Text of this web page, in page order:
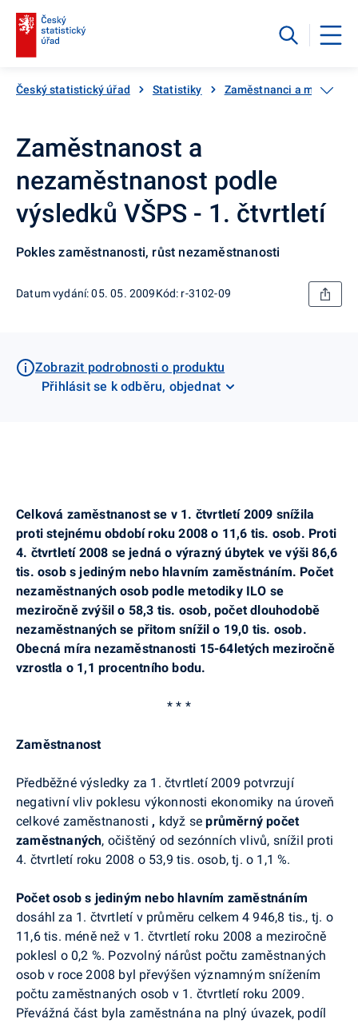
Český statistický úřad Statistiky Zaměstnanci a mzdy
Zaměstnanost a
nezaměstnanost podle
výsledků VŠPS - 1. čtvrtletí
Pokles zaměstnanosti, růst nezaměstnanosti
Datum vydání: 05. 05. 2009Kód: r-3102-09
Zobrazit podrobnosti o produktu
Přihlásit se k odběru, objednat
Celková zaměstnanost se v 1. čtvrtletí 2009 snížila
proti stejnému období roku 2008 o 11,6 tis. osob. Proti
4. čtvrtletí 2008 se jedná o výrazný úbytek ve výši 86,6
tis. osob s jediným nebo hlavním zaměstnáním. Počet
nezaměstnaných osob podle metodiky ILO se
meziročně zvýšil o 58,3 tis. osob, počet dlouhodobě
nezaměstnaných se přitom snížil o 19,0 tis. osob.
Obecná míra nezaměstnanosti 15-64letých meziročně
vzrostla o 1,1 procentního bodu.
* * *
Zaměstnanost
Předběžné výsledky za 1. čtvrtletí 2009 potvrzují
negativní vliv poklesu výkonnosti ekonomiky na úroveň
celkové zaměstnanosti , když seprůměrný počet
zaměstnaných, očištěný od sezónních vlivů, snížil proti
4. čtvrtletí roku 2008 o 53,9 tis. osob, tj. o 1,1 %.
Počet osob s jediným nebo hlavním zaměstnáním
dosáhl za 1. čtvrtletí v průměru celkem 4 946,8 tis., tj. o
11,6 tis. méně než v 1. čtvrtletí roku 2008 a meziročně
poklesl o 0,2 %. Pozvolný nárůst počtu zaměstnaných
osob v roce 2008 byl převýšen významným snížením
počtu zaměstnaných osob v 1. čtvrtletí roku 2009.
Převážná část byla zaměstnána na plný úvazek, podíl